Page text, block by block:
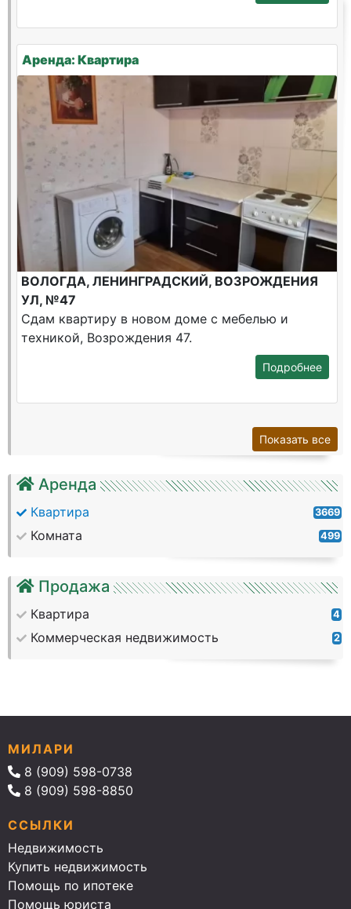
Аренда
Квартира 3669
Комната 499
Продажа
Квартира 4
Коммерческая недвижимость 2
Аренда: Квартира
ВОЛОГДА, ЛЕНИНГРАДСКИЙ, ВОЗРОЖДЕНИЯ
УЛ, №47
Сдам квартиру в новом доме с мебелью и
техникой, Возрождения 47.
Подробнее
Показать все
МИЛАРИ
8 (909) 598-0738
8 (909) 598-8850
ССЫЛКИ
Недвижимость
Купить недвижимость
Помощь по ипотеке
Помощь юриста